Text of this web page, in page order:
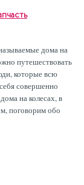
дома на
путешествовать
которые всю
совершенно
на колесах, в
поговорим обо